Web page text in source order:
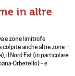
in altre
e zone limitrofe
colpite anche altre zone –
il Nord Est (in particolare
Orbetello) – e